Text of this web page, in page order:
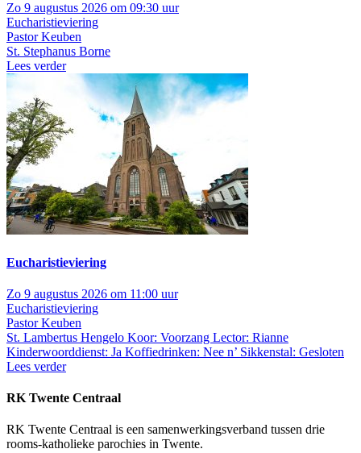
Zo 9 augustus 2026 om 09:30 uur
Eucharistieviering
Pastor Keuben
St. Stephanus Borne
Lees verder
Eucharistieviering
Zo 9 augustus 2026 om 11:00 uur
Eucharistieviering
Pastor Keuben
St. Lambertus Hengelo Koor: Voorzang Lector: Rianne
Kinderwoorddienst: Ja Koffiedrinken: Nee n’ Sikkenstal: Gesloten
Lees verder
RK Twente Centraal
RK Twente Centraal is een samenwerkingsverband tussen drie
rooms-katholieke parochies in Twente.